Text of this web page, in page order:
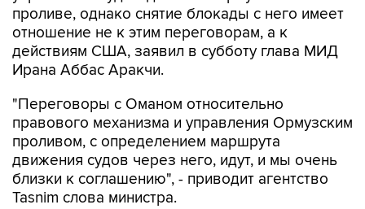
проливе, однако снятие блокады с него имеет
отношение не к этим переговорам, а к
действиям США, заявил в субботу глава МИД
Ирана Аббас Аракчи.
"Переговоры с Оманом относительно
правового механизма и управления Ормузским
проливом, с определением маршрута
движения судов через него, идут, и мы очень
близки к соглашению", - приводит агентство
Tasnim слова министра.